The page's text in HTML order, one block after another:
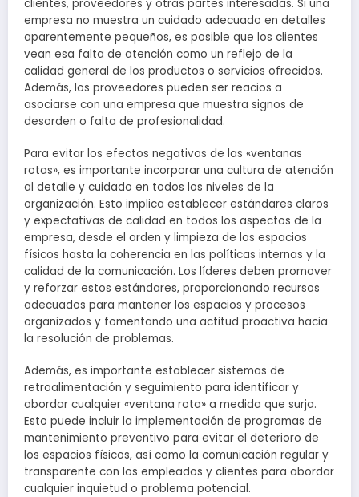
clientes, proveedores y otras partes interesadas. Si una
empresa no muestra un cuidado adecuado en detalles
aparentemente pequeños, es posible que los clientes
vean esa falta de atención como un reflejo de la
calidad general de los productos o servicios ofrecidos.
Además, los proveedores pueden ser reacios a
asociarse con una empresa que muestra signos de
desorden o falta de profesionalidad.
Para evitar los efectos negativos de las «ventanas
rotas», es importante incorporar una cultura de atención
al detalle y cuidado en todos los niveles de la
organización. Esto implica establecer estándares claros
y expectativas de calidad en todos los aspectos de la
empresa, desde el orden y limpieza de los espacios
físicos hasta la coherencia en las políticas internas y la
calidad de la comunicación. Los líderes deben promover
y reforzar estos estándares, proporcionando recursos
adecuados para mantener los espacios y procesos
organizados y fomentando una actitud proactiva hacia
la resolución de problemas.
Además, es importante establecer sistemas de
retroalimentación y seguimiento para identificar y
abordar cualquier «ventana rota» a medida que surja.
Esto puede incluir la implementación de programas de
mantenimiento preventivo para evitar el deterioro de
los espacios físicos, así como la comunicación regular y
transparente con los empleados y clientes para abordar
cualquier inquietud o problema potencial.